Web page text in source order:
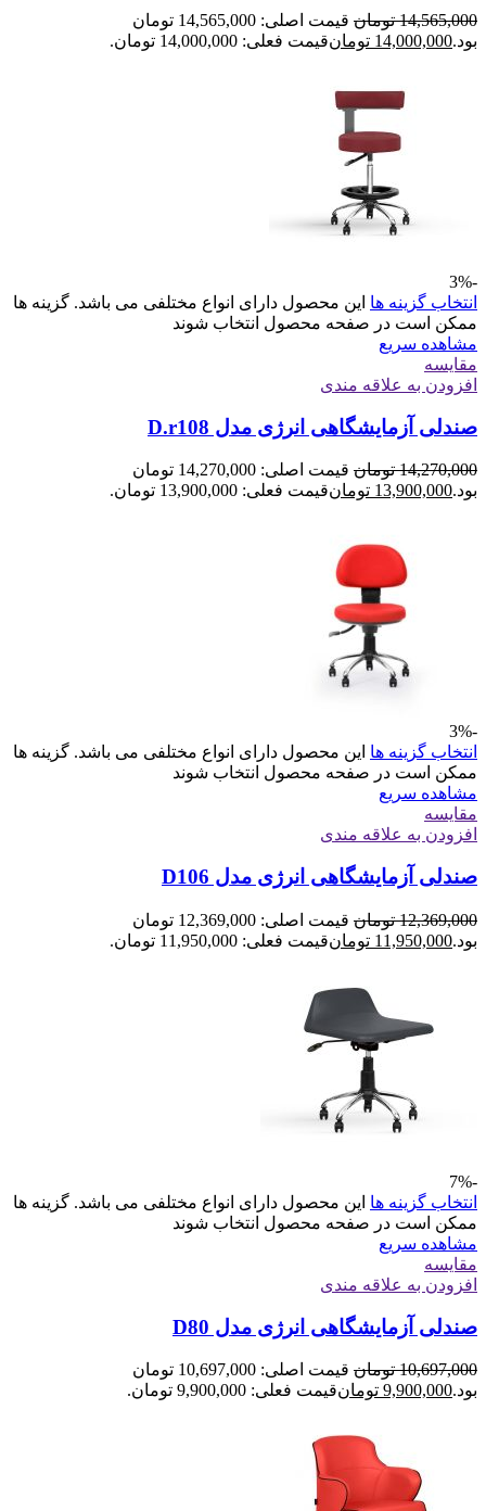
14,565,000 تومان
قیمت اصلی: 14,565,000 تومان
بود.14,000,000 تومانقیمت فعلی: 14,000,000 تومان.
-3%
انتخاب گزینه ها این محصول دارای انواع مختلفی می باشد. گزینه ها
ممکن است در صفحه محصول انتخاب شوند
مشاهده سریع
مقایسه
افزودن به علاقه مندی
صندلی آزمایشگاهی انرژی مدل D.r108
14,270,000 تومان
قیمت اصلی: 14,270,000 تومان
بود.13,900,000 تومانقیمت فعلی: 13,900,000 تومان.
-3%
انتخاب گزینه ها این محصول دارای انواع مختلفی می باشد. گزینه ها
ممکن است در صفحه محصول انتخاب شوند
مشاهده سریع
مقایسه
افزودن به علاقه مندی
صندلی آزمایشگاهی انرژی مدل D106
12,369,000 تومان
قیمت اصلی: 12,369,000 تومان
بود.11,950,000 تومانقیمت فعلی: 11,950,000 تومان.
-7%
انتخاب گزینه ها این محصول دارای انواع مختلفی می باشد. گزینه ها
ممکن است در صفحه محصول انتخاب شوند
مشاهده سریع
مقایسه
افزودن به علاقه مندی
صندلی آزمایشگاهی انرژی مدل D80
10,697,000 تومان
قیمت اصلی: 10,697,000 تومان
بود.9,900,000 تومانقیمت فعلی: 9,900,000 تومان.